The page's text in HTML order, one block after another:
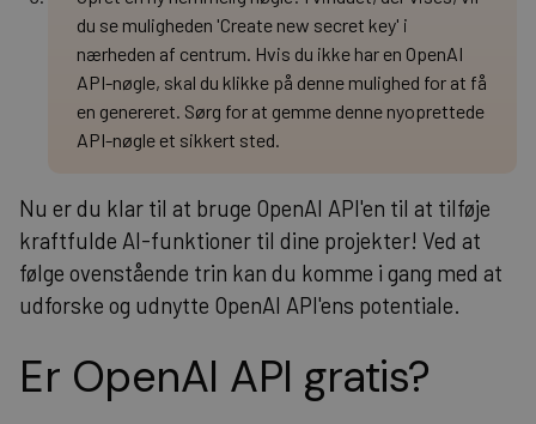
du se muligheden 'Create new secret key' i
nærheden af centrum. Hvis du ikke har en OpenAI
API-nøgle, skal du klikke på denne mulighed for at få
en genereret. Sørg for at gemme denne nyoprettede
API-nøgle et sikkert sted.
Nu er du klar til at bruge OpenAI API'en til at tilføje
kraftfulde AI-funktioner til dine projekter! Ved at
følge ovenstående trin kan du komme i gang med at
udforske og udnytte OpenAI API'ens potentiale.
Er OpenAI API gratis?